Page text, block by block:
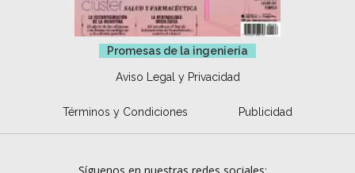
Promesas de la ingeniería
Aviso Legal y Privacidad
Términos y Condiciones Publicidad